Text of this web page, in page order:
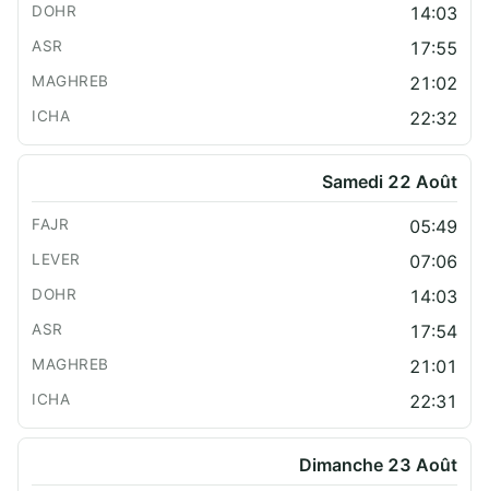
14:03
17:55
21:02
22:32
Samedi 22 Août
05:49
07:06
14:03
17:54
21:01
22:31
Dimanche 23 Août